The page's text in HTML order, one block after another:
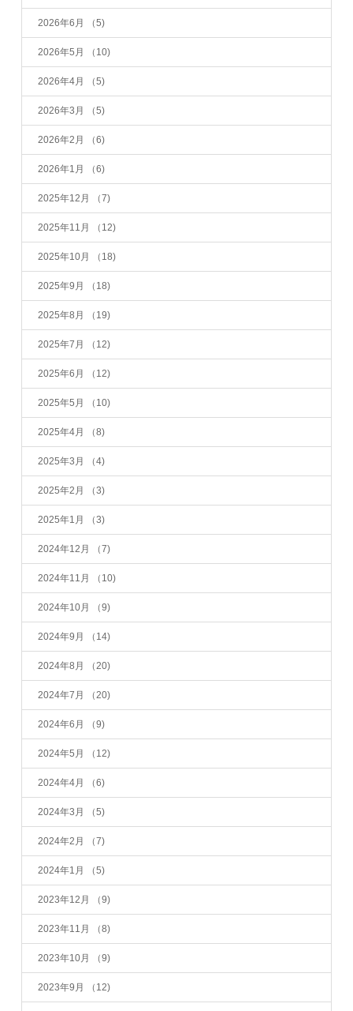
2026年6月 （5)
2026年5月 （10)
2026年4月 （5)
2026年3月 （5)
2026年2月 （6)
2026年1月 （6)
2025年12月 （7)
2025年11月 （12)
2025年10月 （18)
2025年9月 （18)
2025年8月 （19)
2025年7月 （12)
2025年6月 （12)
2025年5月 （10)
2025年4月 （8)
2025年3月 （4)
2025年2月 （3)
2025年1月 （3)
2024年12月 （7)
2024年11月 （10)
2024年10月 （9)
2024年9月 （14)
2024年8月 （20)
2024年7月 （20)
2024年6月 （9)
2024年5月 （12)
2024年4月 （6)
2024年3月 （5)
2024年2月 （7)
2024年1月 （5)
2023年12月 （9)
2023年11月 （8)
2023年10月 （9)
2023年9月 （12)